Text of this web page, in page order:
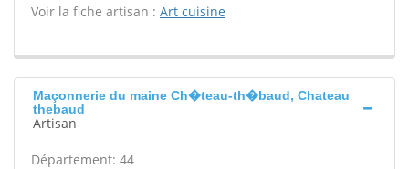
Voir la fiche artisan : Art cuisine
Maçonnerie du maine Ch�teau-th�baud, Chateau
thebaud
Artisan
Département: 44